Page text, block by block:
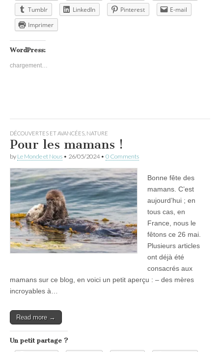
Tumblr
LinkedIn Pinterest
E-mail
Imprimer
WordPress:
chargement…
DÉCOUVERTES ET AVANCÉES NATURE
Pour les mamans !
by Le Monde et Nous • 26/05/2024• 0 Comments
Bonne fête des
mamans. C’est
aujourd’hui ; en
tous cas, en
France, nous le
fêtons ce 26 mai.
Plusieurs articles
ont déjà été
consacrés aux
mamans sur ce blog, en voici un petit aperçu : – des mères
incroyables à…
Read more →
Un petit partage ?